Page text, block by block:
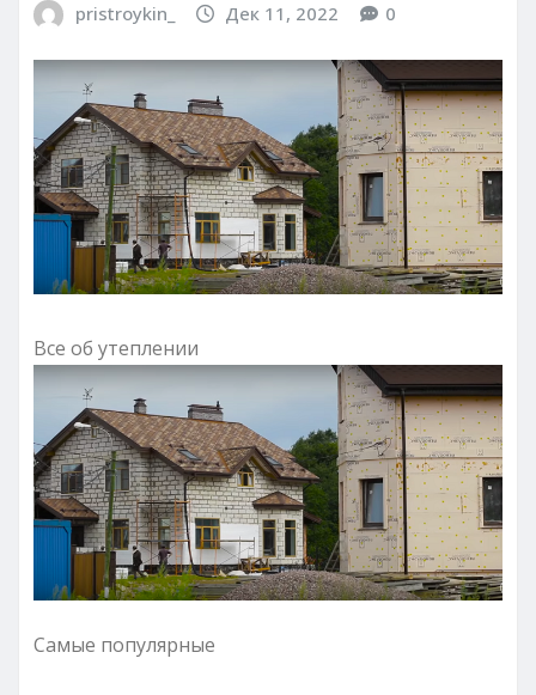
pristroykin_ Дек 11, 2022 0
Все об утеплении
Самые популярные